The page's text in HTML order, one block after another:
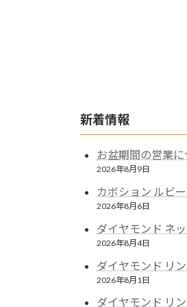
新着情報
お盆期間の営業に
2026年8月9日
カボション ルビ
2026年8月6日
ダイヤモンド ネ
2026年8月4日
ダイヤモンド リ
2026年8月1日
ダイヤモンド リ